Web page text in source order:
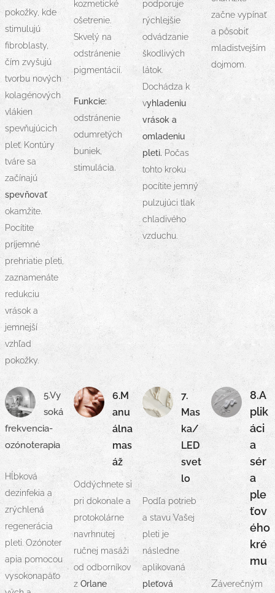
pokožky, kde
stimulujú
fibroblasty,
čím zvyšujú
tvorbu nových
kolagénových
vlákien
spevňujúcich
pleť. Kontúry
tváre sa
začínajú
spevňovať
okamžite.
Pocítite
príjemné
prehriatie pleti,
zaznamenáte
redukciu
vrások a
jemnejší
vzhľad
pokožky.
kozmetické
ošetrenie.
Skvelý na
odstránenie
pigmentácií.
Funkcie:
odstránenie
odumretých
buniek,
stimulácia.
podporuje
rýchlejšie
odvádzanie
škodlivých
látok.
Dochádza k
vyhladeniu
vrások a
omladeniu
pleti. Počas
tohto kroku
pocítite jemný
pulzujúci tlak
chladivého
vzduchu.
začne vypínať
a pôsobiť
mladistvejším
dojmom.
5.Vy
soká
frekvencia-
ozónoterapia
Hĺbková
dezinfekia a
zrýchlená
regenerácia
pleti. Ozónoter
apia pomocou
vysokonapäťo
6.M
anu
álna
mas
áž
Oddýchnete si
pri dokonale a
protokolárne
navrhnutej
ručnej masáži
od odborníkov
z Orlane
7.
Mas
ka/
LED
svet
lo
Podľa potrieb
a stavu Vašej
pleti je
následne
aplikovaná
pleťová
8.A
plik
áci
a
sér
a
ple
ťov
ého
kré
mu
Záverečným